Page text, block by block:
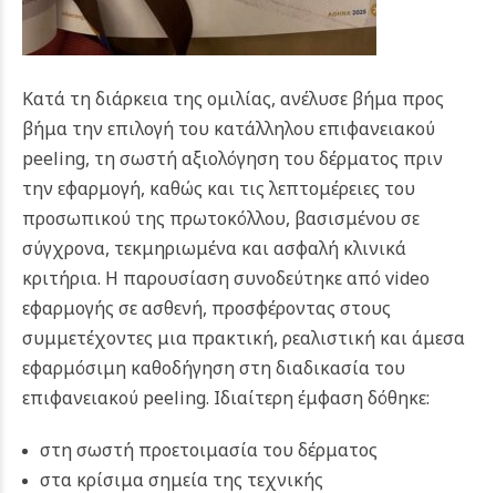
Κατά τη διάρκεια της ομιλίας, ανέλυσε βήμα προς
βήμα την επιλογή του κατάλληλου επιφανειακού
peeling, τη σωστή αξιολόγηση του δέρματος πριν
την εφαρμογή, καθώς και τις λεπτομέρειες του
προσωπικού της πρωτοκόλλου, βασισμένου σε
σύγχρονα, τεκμηριωμένα και ασφαλή κλινικά
κριτήρια. Η παρουσίαση συνοδεύτηκε από video
εφαρμογής σε ασθενή, προσφέροντας στους
συμμετέχοντες μια πρακτική, ρεαλιστική και άμεσα
εφαρμόσιμη καθοδήγηση στη διαδικασία του
επιφανειακού peeling. Ιδιαίτερη έμφαση δόθηκε:
στη σωστή προετοιμασία του δέρματος
στα κρίσιμα σημεία της τεχνικής